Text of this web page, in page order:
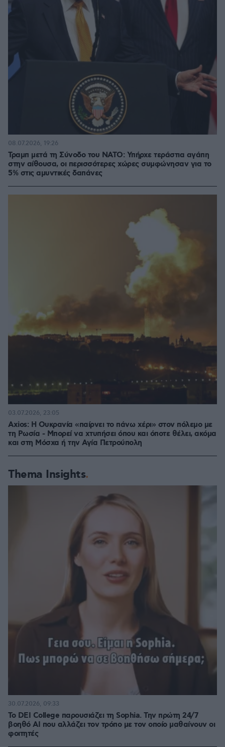
Τραμπ μετά τη Σύνοδο του ΝΑΤΟ: Υπήρχε τεράστια αγάπη
στην αίθουσα, οι περισσότερες χώρες συμφώνησαν για το
5% στις αμυντικές δαπάνες
08.07.2026, 19:26
Axios: Η Ουκρανία «παίρνει το πάνω χέρι» στον πόλεμο με
τη Ρωσία - Μπορεί να χτυπήσει όπου και όποτε θέλει, ακόμα
και στη Μόσχα ή την Αγία Πετρούπολη
03.07.2026, 23:05
Thema Insights
Το DEI College παρουσιάζει τη Sophia. Την πρώτη 24/7
βοηθό AI που αλλάζει τον τρόπο με τον οποίο μαθαίνουν οι
φοιτητές
30.07.2026, 09:33